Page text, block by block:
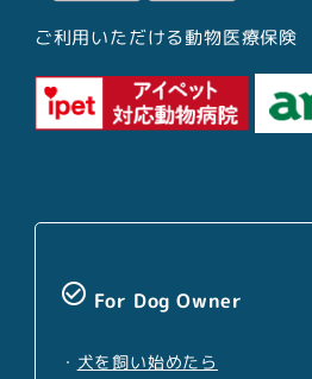
ご利用いただける動物医療保険
check_circle_outline For Dog Owner
・ 犬を飼い始めたら